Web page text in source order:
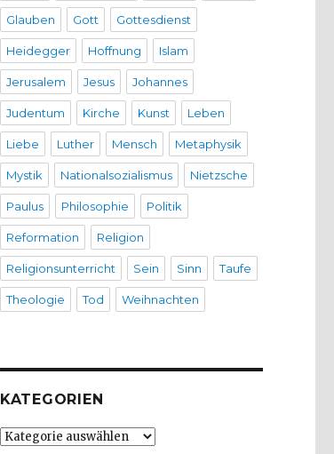
Glauben Gott Gottesdienst
Heidegger Hoffnung Islam
Jerusalem Jesus Johannes
Judentum Kirche Kunst Leben
Liebe Luther Mensch Metaphysik
Mystik Nationalsozialismus Nietzsche
Paulus Philosophie Politik
Reformation Religion
Religionsunterricht Sein Sinn Taufe
Theologie Tod Weihnachten
KATEGORIEN
Kategorien